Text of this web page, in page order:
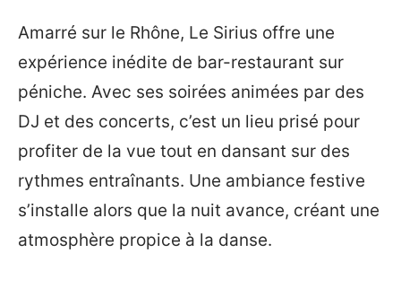
Amarré sur le Rhône, Le Sirius offre une
expérience inédite de bar-restaurant sur
péniche. Avec ses soirées animées par des
DJ et des concerts, c’est un lieu prisé pour
profiter de la vue tout en dansant sur des
rythmes entraînants. Une ambiance festive
s’installe alors que la nuit avance, créant une
atmosphère propice à la danse.